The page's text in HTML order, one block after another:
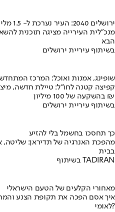
ירושלים 2040: העיר נערכת ל- 1.5 מליון תושבים
מנכ"לית העירייה מציגה תוכנית
הבא
בשיתוף עיריית ירושלים
שופינג, אמנות ואוכל: המרכז
קפיצה קטנה לחו"ל: טיילת חדשה,
בהשקעה של 100 מיליון ₪
בשיתוף עיריית ירושלים
כך תחסכו בחשמל בלי להזיע
מהפכת האנרגיה של תדיראן: שליטה,
בבית
בשיתוף TADIRAN
מאחורי הקלעים של הטעם הישראלי
לאומי?